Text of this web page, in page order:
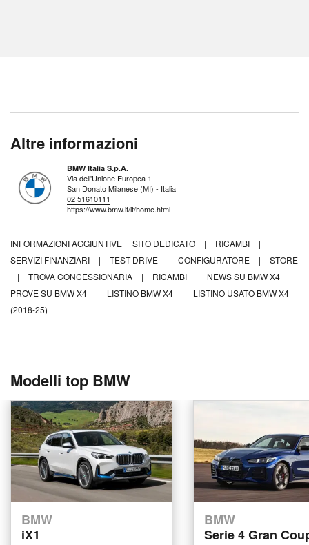
Altre informazioni
BMW Italia S.p.A.
Via dell'Unione Europea 1
San Donato Milanese (MI) - Italia
02 51610111
https://www.bmw.it/it/home.html
INFORMAZIONI AGGIUNTIVE SITO DEDICATO | RICAMBI
|
SERVIZI FINANZIARI
| TEST DRIVE | CONFIGURATORE |
STORE
|
TROVA CONCESSIONARIA | RICAMBI | NEWS SU BMW X4
|
PROVE SU BMW X4
| LISTINO BMW X4 |
LISTINO USATO BMW X4
(2018-25)
Modelli top BMW
BMW
iX1
BMW
Serie 4 Gran